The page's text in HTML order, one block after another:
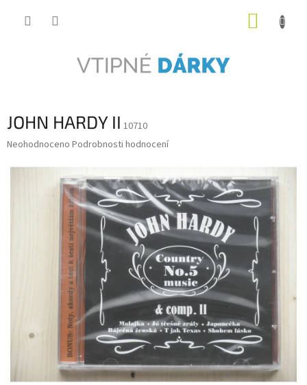
JOHN HARDY II 10710
Průměrné
produktu
Neohodnoceno Podrobnosti hodnocení